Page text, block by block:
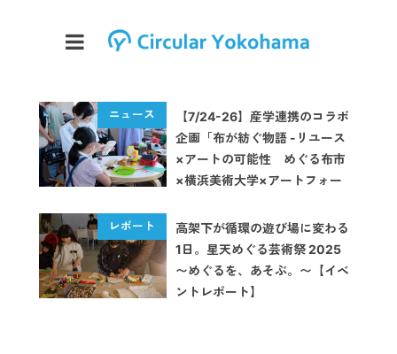
【7/24-26】産学連携のコラボ
企画「布が紡ぐ物語 -リユース
×アートの可能性 めぐる布市
×横浜美術大学×アートフォー
高架下が循環の遊び場に変わる
1日。星天めぐる芸術祭 2025
〜めぐるを、あそぶ。〜【イベ
ントレポート】